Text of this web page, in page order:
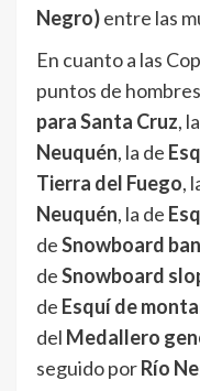
Negro)entre las
En cuanto a las
puntos de
para Santa Cruz,
Neuquén, la de
Tierra del Fuego,
Neuquén, la de
deSnowboard
deSnowboard
de Esquí de
del Medallero
seguido porRío